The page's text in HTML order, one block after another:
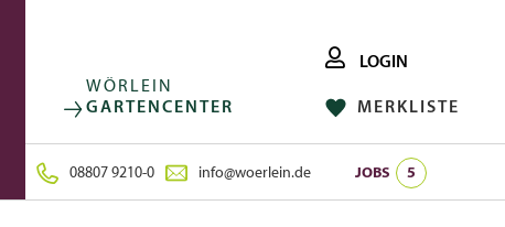
WÖRLEIN
GARTENCENTER
LOGIN
MERKLISTE
08807 9210-0 info@woerlein.de JOBS 5
FOLGE UNS AUF: INSTAGRAM FACEBOOK